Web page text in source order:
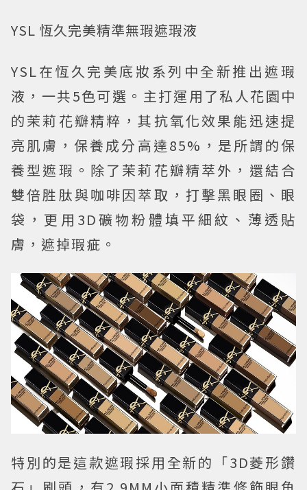
YSL 恆久完美精準無瑕遮瑕液
YSL在恆久完美底妝系列中全新推出遮瑕
液，一共5色可選。主打運用了私人花園中
的茉莉花瓣精粹，其抗氧化效果能迅速提
亮肌膚，保養成分高達85%，是所謂的保
養型遮瑕。除了茉莉花瓣精萃外，還結合
雙倍胜肽與咖啡因萃取，打擊黑眼圈、眼
袋，更用3D礦物粉體填平細紋、薄透貼
膚，遮掉瑕疵。
特別的是這款遮瑕採用全新的「3D菱形鑽